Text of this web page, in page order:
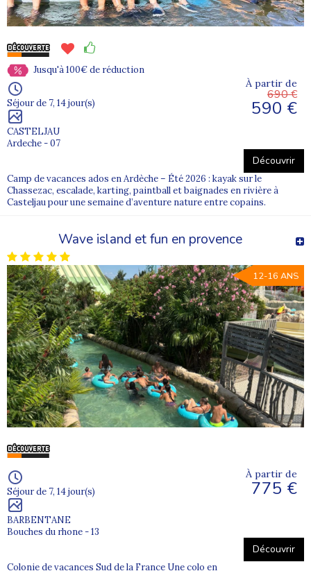
Jusqu'à 100€ de réduction
Séjour de 7, 14 jour(s)
CASTELJAU
Ardeche - 07
À partir de
690 €
590 €
Découvrir
Camp de vacances ados en Ardèche – Été 2026 : kayak sur le
Chassezac, escalade, karting, paintball et baignades en rivière à
Casteljau pour une semaine d’aventure nature entre copains.
Wave island et fun en provence
12-16 ANS
Séjour de 7, 14 jour(s)
BARBENTANE
Bouches du rhone - 13
À partir de
775 €
Découvrir
Colonie de vacances Sud de la France Une colo en